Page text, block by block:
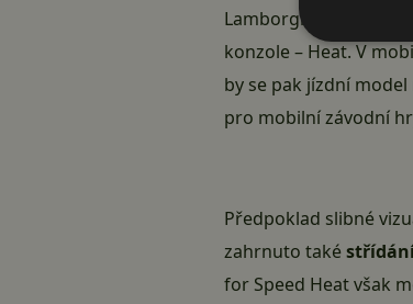
Lamborghini Gallardo
konzole – Heat. V
by se pak jízdní
pro mobilní závodní
Předpoklad slibné
zahrnuto také
for Speed Heat však